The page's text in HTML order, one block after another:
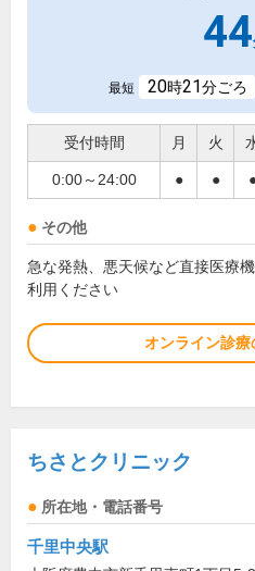
44
最短 20時21分ごろ
受付時間 月 火
0:00～24:00 ● ●
その他
急な発熱、悪天候など直接医療
利用ください
オンライン診療
ちさとクリニック
所在地・電話番号
千里中央駅